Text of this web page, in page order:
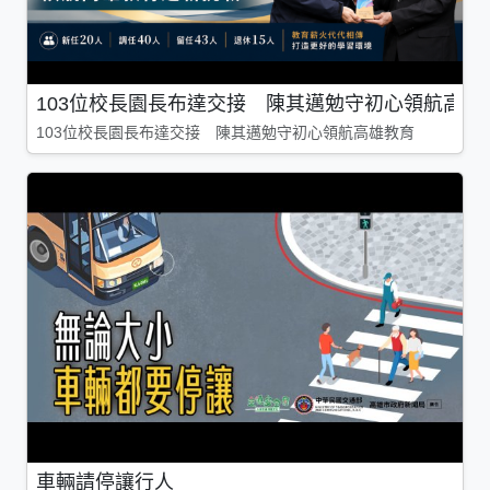
103位校長園長布達交接 陳其邁勉守初心領航高雄
103位校長園長布達交接 陳其邁勉守初心領航高雄教育
車輛請停讓行人